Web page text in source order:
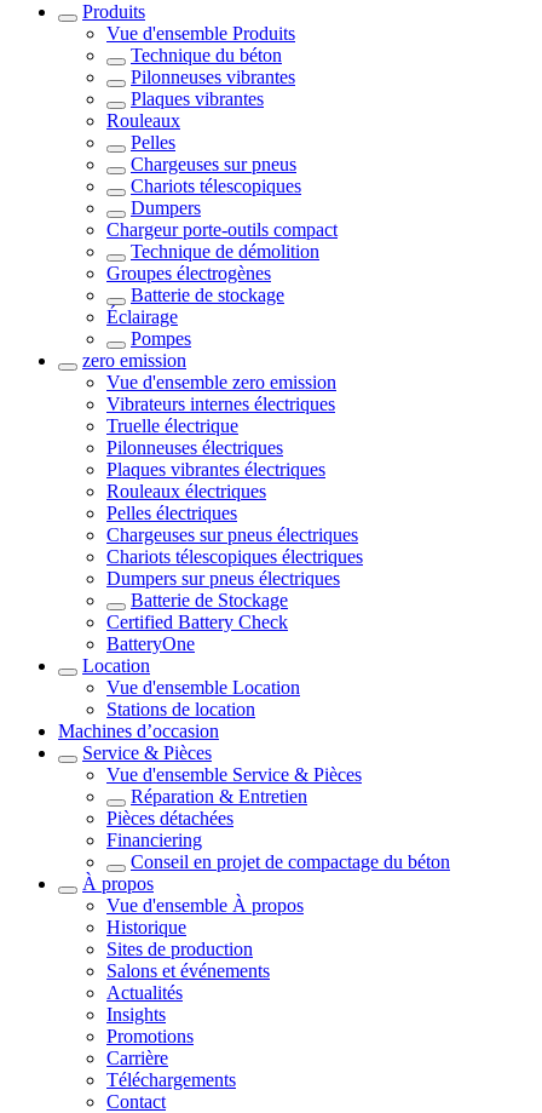
Produits
Vue d'ensemble Produits
Technique du béton
Pilonneuses vibrantes
Plaques vibrantes
Rouleaux
Pelles
Chargeuses sur pneus
Chariots télescopiques
Dumpers
Chargeur porte-outils compact
Technique de démolition
Groupes électrogènes
Batterie de stockage
Éclairage
Pompes
zero emission
Vue d'ensemble zero emission
Vibrateurs internes électriques
Truelle électrique
Pilonneuses électriques
Plaques vibrantes électriques
Rouleaux électriques
Pelles électriques
Chargeuses sur pneus électriques
Chariots télescopiques électriques
Dumpers sur pneus électriques
Batterie de Stockage
Certified Battery Check
BatteryOne
Location
Vue d'ensemble Location
Stations de location
Machines d’occasion
Service & Pièces
Vue d'ensemble Service & Pièces
Réparation & Entretien
Pièces détachées
Financiering
Conseil en projet de compactage du béton
À propos
Vue d'ensemble À propos
Historique
Sites de production
Salons et événements
Actualités
Insights
Promotions
Carrière
Téléchargements
Contact